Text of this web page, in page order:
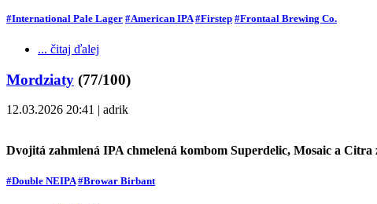
#International Pale Lager #American IPA #Firstep #Frontaal Brewing Co.
... čitaj ďalej
Mordziaty (77/100)
12.03.2026 20:41 | adrik
Dvojitá zahmlená IPA chmelená kombom Superdelic, Mosaic a
#Double NEIPA #Browar Birbant